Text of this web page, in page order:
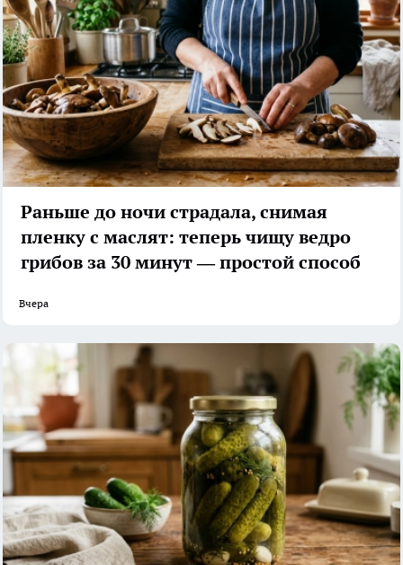
Раньше до ночи страдала, снимая
пленку с маслят: теперь чищу ведро
грибов за 30 минут — простой способ
Вчера